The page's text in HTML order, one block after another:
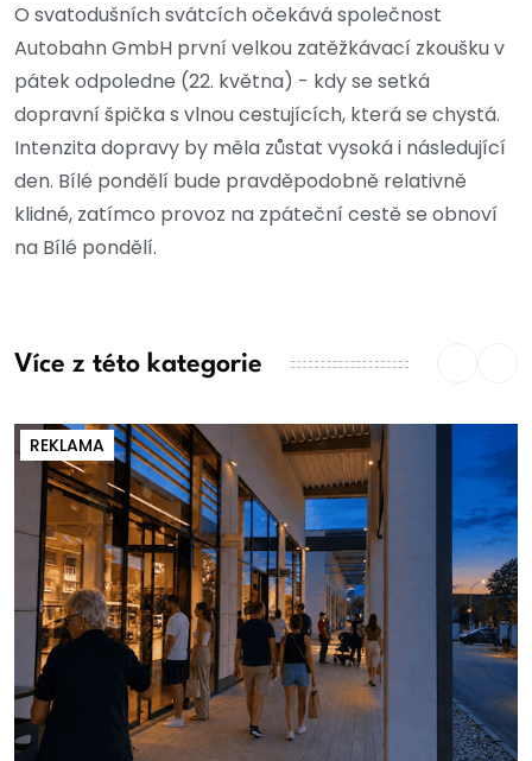
O svatodušních svátcích očekává společnost
Autobahn GmbH první velkou zatěžkávací zkoušku v
pátek odpoledne (22. května) - kdy se setká
dopravní špička s vlnou cestujících, která se chystá.
Intenzita dopravy by měla zůstat vysoká i následující
den. Bílé pondělí bude pravděpodobně relativně
klidné, zatímco provoz na zpáteční cestě se obnoví
na Bílé pondělí.
Více z této kategorie
REKLAMA